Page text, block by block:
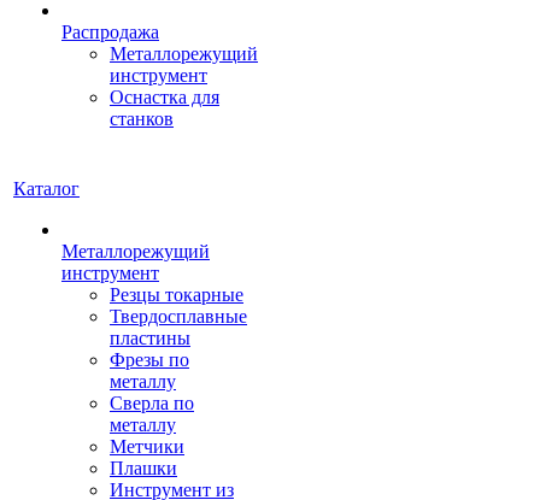
Распродажа
Металлорежущий
инструмент
Оснастка для
станков
Каталог
Металлорежущий
инструмент
Резцы токарные
Твердосплавные
пластины
Фрезы по
металлу
Сверла по
металлу
Метчики
Плашки
Инструмент из